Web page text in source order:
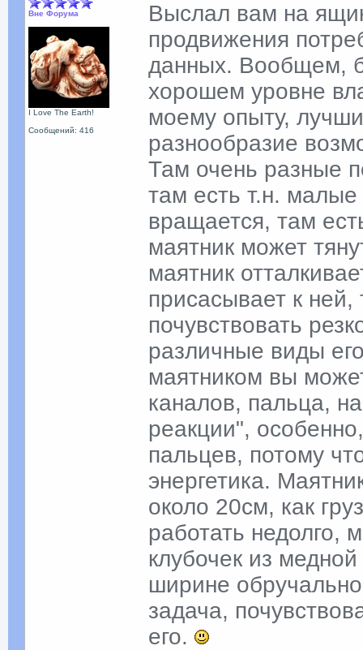
Вне Форума
I Love The Earth!
Сообщений: 416
Выслал вам на
продвижения
данных. Вообщем,
хорошем уровне
моему опыту,
разнообразие
Там очень разные
там есть т.н.
вращается, там
маятник может
маятник
присасывает к
почувствовать
различные виды
маятником вы
каналов, пальца,
реакции",
пальцев, потому
энергетика.
около 20см, как
работать недолго,
клубочек из
ширине
задача,
его.